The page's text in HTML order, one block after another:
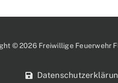
© 2026 Freiwillige Feuerwehr